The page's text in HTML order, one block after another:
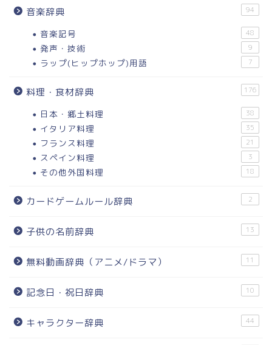
音楽辞典 94
音楽記号 48
発声・技術 9
ラップ(ヒップホップ)用語 7
料理・食材辞典 176
日本・郷土料理 38
イタリア料理 35
フランス料理 21
スペイン料理 3
その他外国料理 18
カードゲームルール辞典 2
子供の名前辞典 13
無料動画辞典（アニメ/ドラマ） 11
記念日・祝日辞典 10
キャラクター辞典 44